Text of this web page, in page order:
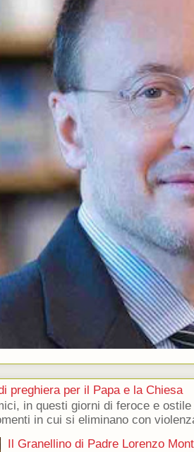
preghiera per il Papa e la Chiesa
in questi giorni di feroce e
in cui si eliminano con
Il Granellino di Padre Lorenzo